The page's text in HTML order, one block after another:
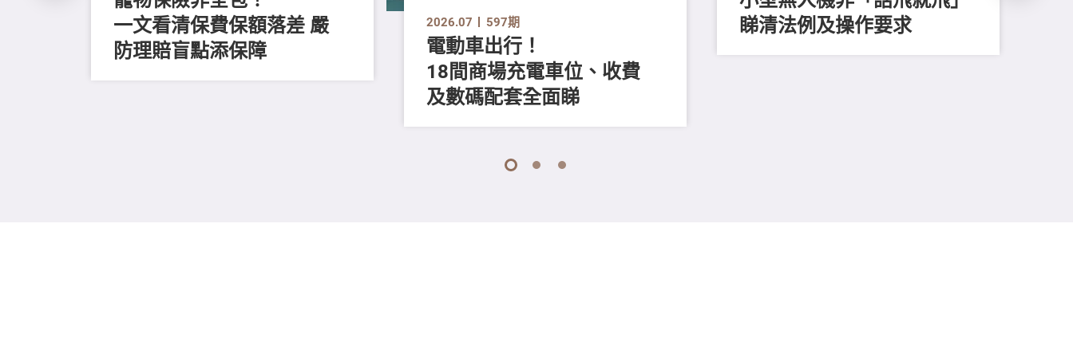
一文看清保費保額落差 嚴
防理賠盲點添保障
2026.07 597期
電動車出行！
18間商場充電車位、收費
及數碼配套全面睇
睇清法例及操作要求
1 2 3